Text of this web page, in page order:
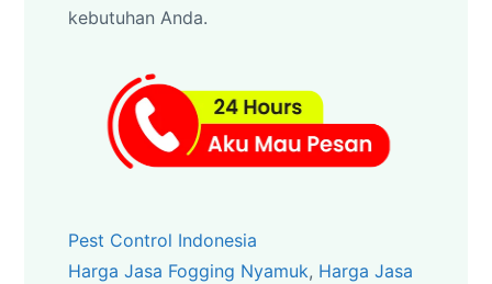
kebutuhan Anda.
Pest Control Indonesia
Harga Jasa Fogging Nyamuk, Harga Jasa